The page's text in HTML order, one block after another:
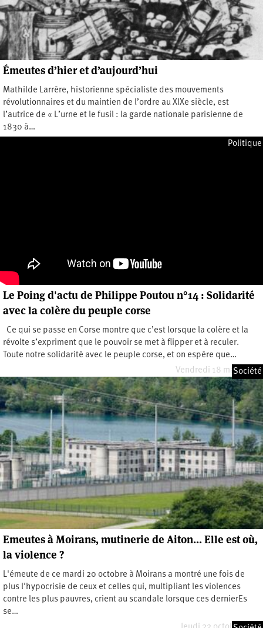
Émeutes d’hier et d’aujourd’hui
Mathilde Larrère, historienne spécialiste des mouvements
révolutionnaires et du maintien de l’ordre au XIXe siècle, est
l’autrice de « L’urne et le fusil : la garde nationale parisienne de
1830 à…
Dimanche 13 août 2023
Politique
Le Poing d'actu de Philippe Poutou n°14 : Solidarité
avec la colère du peuple corse
Ce qui se passe en Corse montre que c’est lorsque la colère et la
révolte s’expriment que le pouvoir se met à flipper et à reculer.
Toute notre solidarité avec le peuple corse, et on espère que…
Vendredi 18 mars 2022
Société
Emeutes à Moirans, mutinerie de Aiton... Elle est où,
la violence ?
L'émeute de ce mardi 20 octobre à Moirans a montré une fois de
plus l'hypocrisie de ceux et celles qui, multipliant les violences
contre les plus pauvres, crient au scandale lorsque ces dernierEs
se…